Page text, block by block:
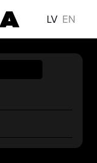
LV EN